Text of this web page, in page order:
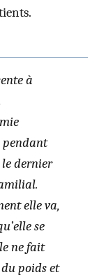
à
pendant
dernier
elle va,
se
ne fait
poids et